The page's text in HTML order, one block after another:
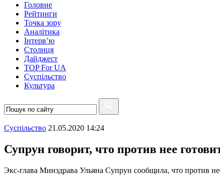
Головне
Рейтинги
Точка зору
Аналітика
Інтерв’ю
Столиця
Дайджест
TOP For UA
Суспiльство
Культура
Суспiльство 21.05.2020 14:24
Супрун говорит, что против нее
Экс-глава Минздрава Ульяна Супрун сообщила, что против